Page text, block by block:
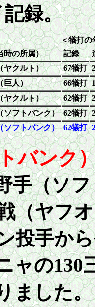
録。
＜犠打の
時の所属） 記録
ヤクルト） 67犠打
人） 66犠打
ヤクルト） 62犠打
ソフトバンク） 62犠打
ソフトバンク） 62犠打
バンク
（ソフ
（ヤフ
投手か
ャの130
ました。